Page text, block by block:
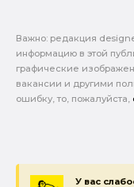
Важно: pедакция
информацию в этой
графические
вакансии и другими
ошибку, то, пожалуйста,
У вас